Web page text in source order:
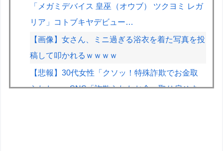
「メガミデバイス 皇巫（オウブ） ツクヨミ レガ
リア」コトブキヤデビュー…
【画像】女さん、ミニ過ぎる浴衣を着た写真を投
稿して叩かれるｗｗｗｗ
【悲報】30代女性「クソッ！特殊詐欺でお金取
られた…」SNS「詐欺られたお金、取り戻せま